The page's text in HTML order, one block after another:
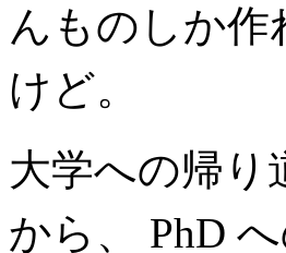
んものしか
けど。
大学への帰り
から、 PhD